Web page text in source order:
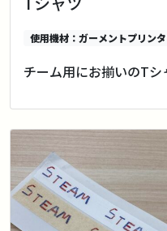
使用機材：ガーメントプリンタ
チーム用にお揃いのT